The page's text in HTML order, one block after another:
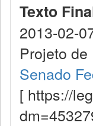
Texto
2013-02-
Projeto
Senado
[ https://